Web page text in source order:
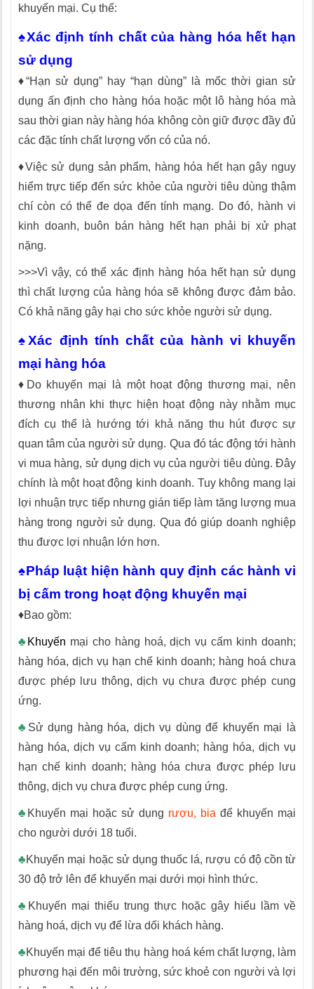
khuyến mại. Cụ thể:
♠Xác định tính chất của hàng hóa hết hạn
sử dụng
♦“Hạn sử dụng” hay “hạn dùng” là mốc thời gian sử
dụng ấn định cho hàng hóa hoặc một lô hàng hóa mà
sau thời gian này hàng hóa không còn giữ được đầy đủ
các đặc tính chất lượng vốn có của nó.
♦Việc sử dụng sản phẩm, hàng hóa hết hạn gây nguy
hiểm trực tiếp đến sức khỏe của người tiêu dùng thậm
chí còn có thể đe dọa đến tính mạng. Do đó, hành vi
kinh doanh, buôn bán hàng hết hạn phải bị xử phạt
nặng.
>>>Vì vậy, có thể xác định hàng hóa hết hạn sử dụng
thì chất lượng của hàng hóa sẽ không được đảm bảo.
Có khả năng gây hại cho sức khỏe người sử dụng.
♠Xác định tính chất của hành vi khuyến
mại hàng hóa
♦Do khuyến mại là một hoạt động thương mại, nên
thương nhân khi thực hiện hoạt động này nhằm mục
đích cụ thể là hướng tới khả năng thu hút được sự
quan tâm của người sử dụng. Qua đó tác động tới hành
vi mua hàng, sử dụng dịch vụ của người tiêu dùng. Đây
chính là một hoạt động kinh doanh. Tuy không mang lại
lợi nhuận trực tiếp nhưng gián tiếp làm tăng lượng mua
hàng trong người sử dụng. Qua đó giúp doanh nghiệp
thu được lợi nhuận lớn hơn.
♠Pháp luật hiện hành quy định các hành vi
bị cấm trong hoạt động khuyến mại
♦Bao gồm:
♣ Khuyến mại cho hàng hoá, dịch vụ cấm kinh doanh;
hàng hóa, dịch vụ hạn chế kinh doanh; hàng hoá chưa
được phép lưu thông, dịch vụ chưa được phép cung
ứng.
♣ Sử dụng hàng hóa, dịch vụ dùng để khuyến mại là
hàng hóa, dịch vụ cấm kinh doanh; hàng hóa, dịch vụ
hạn chế kinh doanh; hàng hóa chưa được phép lưu
thông, dịch vụ chưa được phép cung ứng.
♣ Khuyến mại hoặc sử dụng rượu, bia để khuyến mại
cho người dưới 18 tuổi.
♣Khuyến mại hoặc sử dụng thuốc lá, rượu có độ cồn từ
30 độ trở lên để khuyến mại dưới mọi hình thức.
♣ Khuyến mại thiếu trung thực hoặc gây hiểu lầm về
hàng hoá, dịch vụ để lừa dối khách hàng.
♣Khuyến mại để tiêu thụ hàng hoá kém chất lượng, làm
phương hại đến môi trường, sức khoẻ con người và lợi